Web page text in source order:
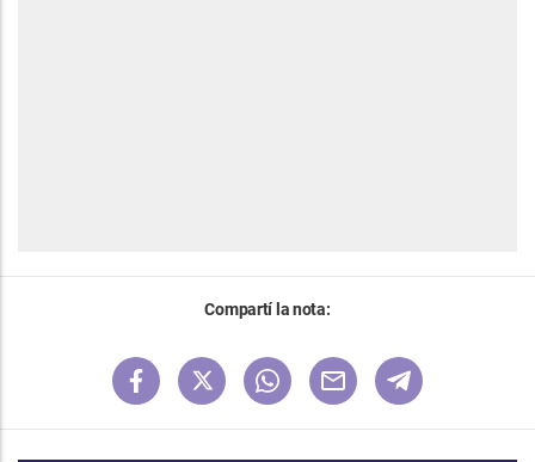
Compartí la nota: